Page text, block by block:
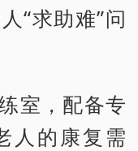
“求助难”问
室，配备专
人的康复需